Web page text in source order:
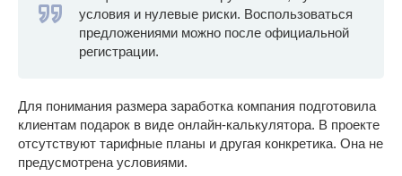
условия и нулевые риски. Воспользоваться
предложениями можно после официальной
регистрации.
Для понимания размера заработка компания подготовила
клиентам подарок в виде онлайн-калькулятора. В проекте
отсутствуют тарифные планы и другая конкретика. Она не
предусмотрена условиями.